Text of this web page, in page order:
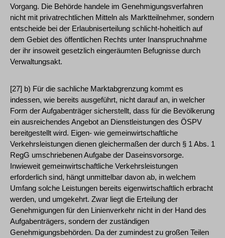
Vorgang. Die Behörde handele im Genehmigungsverfahren
nicht mit privatrechtlichen Mitteln als Marktteilnehmer, sondern
entscheide bei der Erlaubniserteilung schlicht-hoheitlich auf
dem Gebiet des öffentlichen Rechts unter Inanspruchnahme
der ihr insoweit gesetzlich eingeräumten Befugnisse durch
Verwaltungsakt.
[27] b) Für die sachliche Marktabgrenzung kommt es
indessen, wie bereits ausgeführt, nicht darauf an, in welcher
Form der Aufgabenträger sicherstellt, dass für die Bevölkerung
ein ausreichendes Angebot an Dienstleistungen des ÖSPV
bereitgestellt wird. Eigen- wie gemeinwirtschaftliche
Verkehrsleistungen dienen gleichermaßen der durch § 1 Abs. 1
RegG umschriebenen Aufgabe der Daseinsvorsorge.
Inwieweit gemeinwirtschaftliche Verkehrsleistungen
erforderlich sind, hängt unmittelbar davon ab, in welchem
Umfang solche Leistungen bereits eigenwirtschaftlich erbracht
werden, und umgekehrt. Zwar liegt die Erteilung der
Genehmigungen für den Linienverkehr nicht in der Hand des
Aufgabenträgers, sondern der zuständigen
Genehmigungsbehörden. Da der zumindest zu großen Teilen